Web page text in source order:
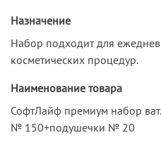
Назначение
Набор подходит для
косметических процедур.
Наименование товара
СофтЛайф премиум набор
№ 150+подушечки № 20